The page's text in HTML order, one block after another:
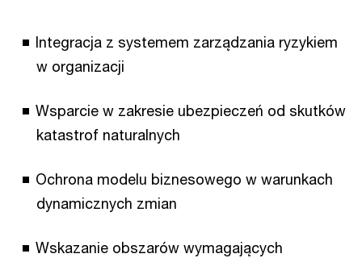
Integracja z systemem zarządzania ryzykiem
w organizacji
Wsparcie w zakresie ubezpieczeń od skutków
katastrof naturalnych
Ochrona modelu biznesowego w warunkach
dynamicznych zmian
Wskazanie obszarów wymagających